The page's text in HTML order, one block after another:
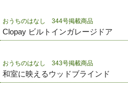
おうちのはなし 344号掲載商品
Clopay ビルトインガレージドア
おうちのはなし 343号掲載商品
和室に映えるウッドブラインド